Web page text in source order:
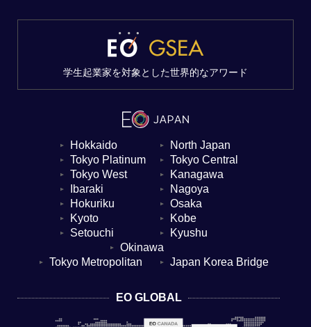
▼ Hokkaido ▼ North Japan
▼ Tokyo Platinum ▼ Tokyo Central
▼ Tokyo West ▼ Kanagawa
▼ Ibaraki ▼ Nagoya
▼ Hokuriku ▼ Osaka
▼ Kyoto ▼ Kobe
▼ Setouchi ▼ Kyushu
▼ Okinawa
▼ Tokyo Metropolitan ▼ Japan Korea Bridge
EO GLOBAL
学生起業家を対象とした世界的なアワード